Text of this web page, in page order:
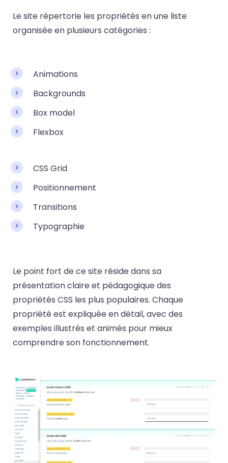
Le site répertorie les propriétés en une liste
organisée en plusieurs catégories :
Animations
Backgrounds
Box model
Flexbox
CSS Grid
Positionnement
Transitions
Typographie
Le point fort de ce site réside dans sa
présentation claire et pédagogique des
propriétés CSS les plus populaires. Chaque
propriété est expliquée en détail, avec des
exemples illustrés et animés pour mieux
comprendre son fonctionnement.